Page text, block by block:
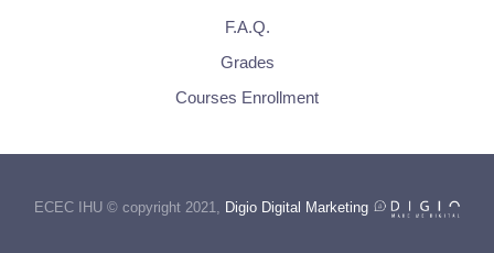
F.A.Q.
Grades
Courses Enrollment
ECEC IHU © copyright 2021, Digio Digital Marketing